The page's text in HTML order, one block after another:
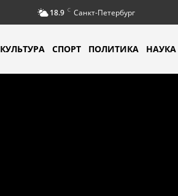
18.9 C Санкт-Петербург
КУЛЬТУРА СПОРТ ПОЛИТИКА НАУКА